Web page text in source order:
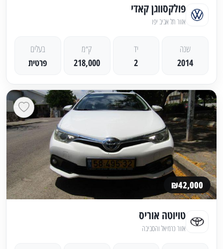
פולקסווגן קאדי
אזור תל אביב יפו
שנה
2014
יד
2
ק״מ
218,000
בעלים
פרטית
₪42,000
טויוטה אוריס
אזור כרמיאל והסביבה